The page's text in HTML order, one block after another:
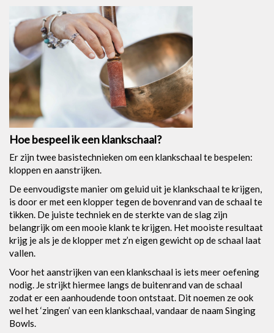
Hoe bespeel ik een klankschaal?
Er zijn twee basistechnieken om een klankschaal te bespelen:
kloppen en aanstrijken.
De eenvoudigste manier om geluid uit je klankschaal te krijgen,
is door er met een klopper tegen de bovenrand van de schaal te
tikken. De juiste techniek en de sterkte van de slag zijn
belangrijk om een mooie klank te krijgen. Het mooiste resultaat
krijg je als je de klopper met z’n eigen gewicht op de schaal laat
vallen.
Voor het aanstrijken van een klankschaal is iets meer oefening
nodig. Je strijkt hiermee langs de buitenrand van de schaal
zodat er een aanhoudende toon ontstaat. Dit noemen ze ook
wel het ‘zingen’ van een klankschaal, vandaar de naam Singing
Bowls.